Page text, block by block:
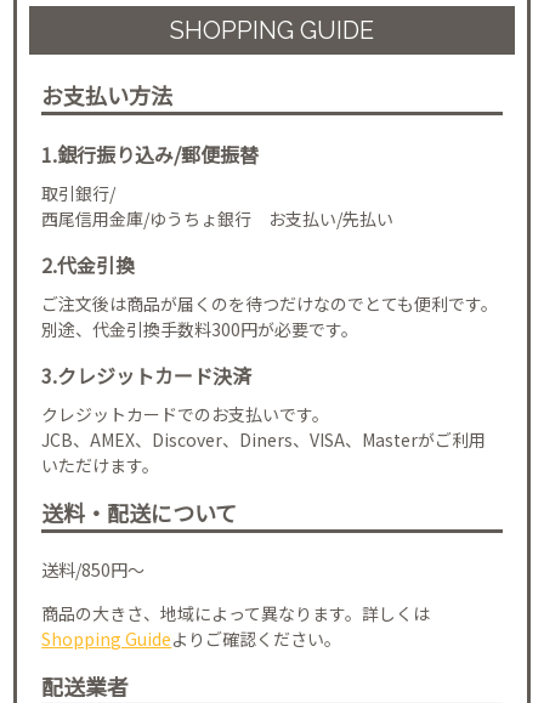
SHOPPING GUIDE
お支払い方法
1.銀行振り込み/郵便振替
取引銀行/
西尾信用金庫/ゆうちょ銀行 お支払い/先払い
2.代金引換
ご注文後は商品が届くのを待つだけなのでとても便利です。
別途、代金引換手数料300円が必要です。
3.クレジットカード決済
クレジットカードでのお支払いです。
JCB、AMEX、Discover、Diners、VISA、Masterがご利用
いただけます。
送料・配送について
送料/850円～
商品の大きさ、地域によって異なります。詳しくは
Shopping Guideよりご確認ください。
配送業者